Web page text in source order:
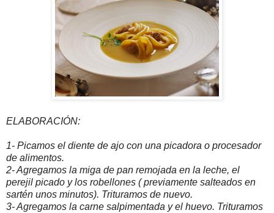
ELABORACIÓN:
1- Picamos el diente de ajo con una picadora o procesador
de alimentos.
2- Agregamos la miga de pan remojada en la leche, el
perejil picado y los robellones ( previamente salteados en
sartén unos minutos). Trituramos de nuevo.
3- Agregamos la carne salpimentada y el huevo. Trituramos